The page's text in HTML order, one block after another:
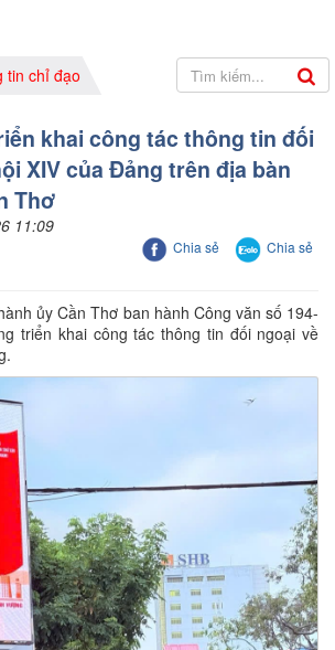
tin chỉ đạo
khai công tác thông tin đối
XIV của Đảng trên địa bàn
Thơ
11:09
Chia sẻ Chia sẻ
ủy Cần Thơ ban hành Công văn số 194-
triển khai công tác thông tin đối ngoại về